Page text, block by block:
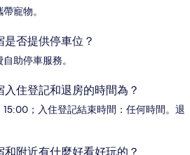
寵物。
否提供停車位？
助停車服務。
住登記和退房的時間為？
15:00；入住登記結束時間：任何時間。退
附近有什麼好看好玩的？